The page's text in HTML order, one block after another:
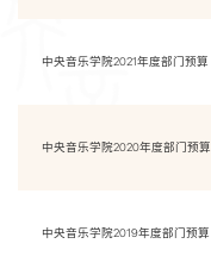
中央音乐学院2021年度部门预算
中央音乐学院2020年度部门预算
中央音乐学院2019年度部门预算